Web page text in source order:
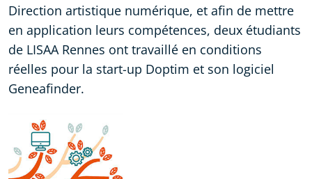
Direction artistique numérique, et afin de mettre
en application leurs compétences, deux étudiants
de LISAA Rennes ont travaillé en conditions
réelles pour la start-up Doptim et son logiciel
Geneafinder.